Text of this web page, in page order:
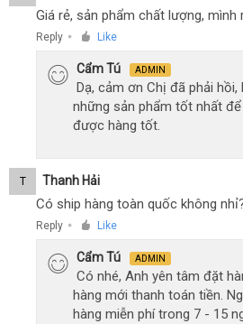
Giá rẻ, sản phẩm chất lượng, mình
Reply ● Like
Cẩm Tú ADMIN
Dạ, cảm ơn Chị đã phải
những sản phẩm tốt nhất
được hàng tốt.
T Thanh Hải
Có ship hàng toàn quốc không
Reply ● Like
Cẩm Tú ADMIN
Có nhé, Anh yên tâm đặt
hàng mới thanh toán tiền.
hàng miễn phí trong 7 - 15